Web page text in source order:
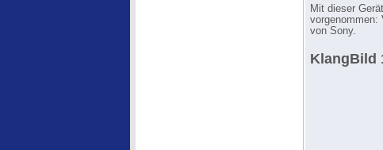
Mit dieser
vorgenommen:
von Sony.
KlangBild